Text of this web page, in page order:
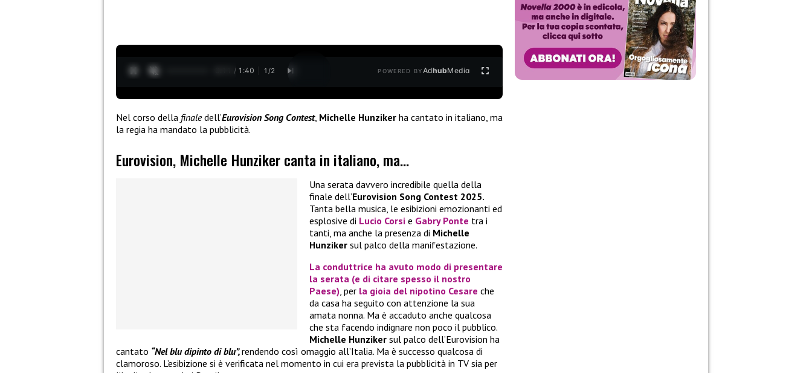
0:13 / 1:40 1 /2 POWERED BYAdhubMedia
Nel corso della finaledell’Eurovision Song Contest, Michelle Hunziker ha cantato in italiano, ma
la regia ha mandato la pubblicità.
Eurovision, Michelle Hunziker canta in italiano, ma…
Una serata davvero incredibile quella della
finale dell’Eurovision Song Contest 2025.
Tanta bella musica, le esibizioni emozionanti ed
esplosive di Lucio Corsi e Gabry Ponte tra i
tanti, ma anche la presenza di Michelle
Hunziker sul palco della manifestazione.
La conduttrice ha avuto modo di presentare
la serata (e di citare spesso il nostro
Paese), per la gioia del nipotino Cesare che
da casa ha seguito con attenzione la sua
amata nonna. Ma è accaduto anche qualcosa
che sta facendo indignare non poco il pubblico.
Michelle Hunziker sul palco dell’Eurovision ha
cantato “Nel blu dipinto di blu”,rendendo così omaggio all’Italia. Ma è successo qualcosa di
clamoroso. L’esibizione si è verificata nel momento in cui era prevista la pubblicità in TV sia per